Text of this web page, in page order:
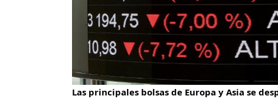
Las principales bolsas de Europa y Asia se